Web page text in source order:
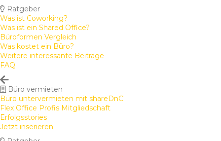
Ratgeber
Was ist Coworking?
Was ist ein Shared Office?
Büroformen Vergleich
Was kostet ein Büro?
Weitere interessante Beiträge
FAQ
Büro vermieten
Büro untervermieten mit shareDnC
Flex Office Profis Mitgliedschaft
Erfolgsstories
Jetzt inserieren